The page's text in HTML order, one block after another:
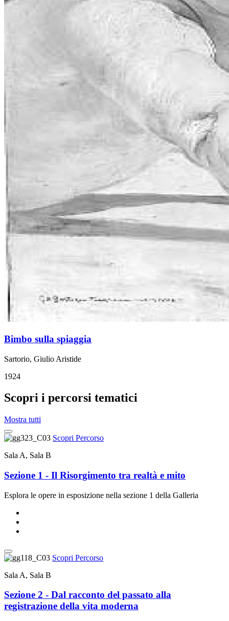
Bimbo sulla spiaggia
Sartorio, Giulio Aristide
1924
Scopri i percorsi tematici
Mostra tutti
Scopri Percorso
Sala A, Sala B
Sezione 1 - Il Risorgimento tra realtà e mito
Esplora le opere in esposizione nella sezione 1 della Galleria
Scopri Percorso
Sala A, Sala B
Sezione 2 - Dal racconto del passato alla
registrazione della vita moderna